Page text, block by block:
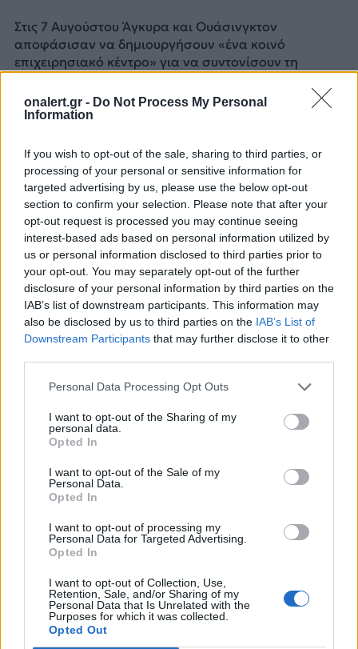
onalert.gr - Do Not Process My Personal
Information
If you wish to opt-out of the sale, sharing to third parties, or
processing of your personal or sensitive information for
targeted advertising by us, please use the below opt-out
section to confirm your selection. Please note that after your
opt-out request is processed you may continue seeing
interest-based ads based on personal information utilized by
us or personal information disclosed to third parties prior to
your opt-out. You may separately opt-out of the further
disclosure of your personal information by third parties on the
IAB’s list of downstream participants. This information may
also be disclosed by us to third parties on the IAB’s List of
Downstream Participants that may further disclose it to other
Personal Data Processing Opt Outs
I want to opt-out of the Sharing of my
personal data.
Opted In
I want to opt-out of the Sale of my
Personal Data.
Opted In
I want to opt-out of processing my
Personal Data for Targeted Advertising.
Opted In
I want to opt-out of Collection, Use,
Retention, Sale, and/or Sharing of my
Personal Data that Is Unrelated with the
Purposes for which it was collected.
Opted Out
Στις 7 Αυγούστου Άγκυρα και Ουάσινγκτον
αποφάσισαν να δημιουργήσουν «ένα κοινό
επιχειρησιακό κέντρο» για να συντονίσουν τη
σύνορα και τις περιοχές που ελέγχουν οι YPG.
Στις 6 Οκτωβρίου η Ουάσινγκτον ανακοίνωσε ότι η
Τουρκία θα διεξαγάγει «σύντομα» στρατιωτική
επέμβαση «που είναι προγραμματισμένη εδώ και
καιρό στη βόρεια Συρία» και ότι τα αμερικανικά
στρατεύματα θα αποχωρήσουν από την περιοχή.
Ήδη από την επομένη οι αμερικανικές δυνάμεις
άρχισαν να αποχωρούν από τα τουρκικά σύνορα. Ο
Τούρκος πρόεδρος Ρετζέπ Ταγίπ Ερντογάν δήλωσε
ότι η τουρκική επιχείρηση ενδέχεται να ξεκινήσει
ανά πάσα στιγμή.
Πηγή: ΑΠΕ – ΜΠΕ / Φωτογραφία Reuters
ΔΙΑΦΗΜΙΣΗ